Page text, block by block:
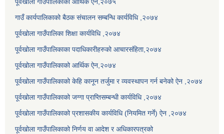
पूर्वखोला गाउँपालिकाको आर्थिक ऐन,२०७५
गाउँ कार्यपालिकाको बैठक संचालन सम्बन्धि कार्यविधि ,२०७४
पूर्वखोला गाउँपालिका शिक्षा कार्यविधि ,२०७४
पूर्वखोला गाउँपालिकाका पदाधिकारीहरुको आचारसंहिता,२०७४
पूर्वखोला गाउँपालिकाको आर्थिक ऐन,२०७४
पूर्वखोला गाउँपालिकाको केहि कानून तर्जुमा र व्यवस्थापन गर्न बनेको ऐन ,२०७४
पूर्वखोला गाउँपालिकाको जग्गा प्राप्तिसम्बन्धी कार्यविधि ,२०७४
पूर्वखोला गाउँपालिकाको प्रशासकीय कार्यविधि (नियमित गर्ने) ऐन ,२०७४
पूर्वखोला गाउँपालिकाको निर्णय वा आदेश र अधिकारपत्रको